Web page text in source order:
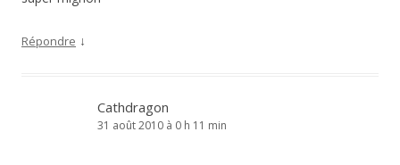
Répondre ↓
Cathdragon
31 août 2010 à 0 h 11 min